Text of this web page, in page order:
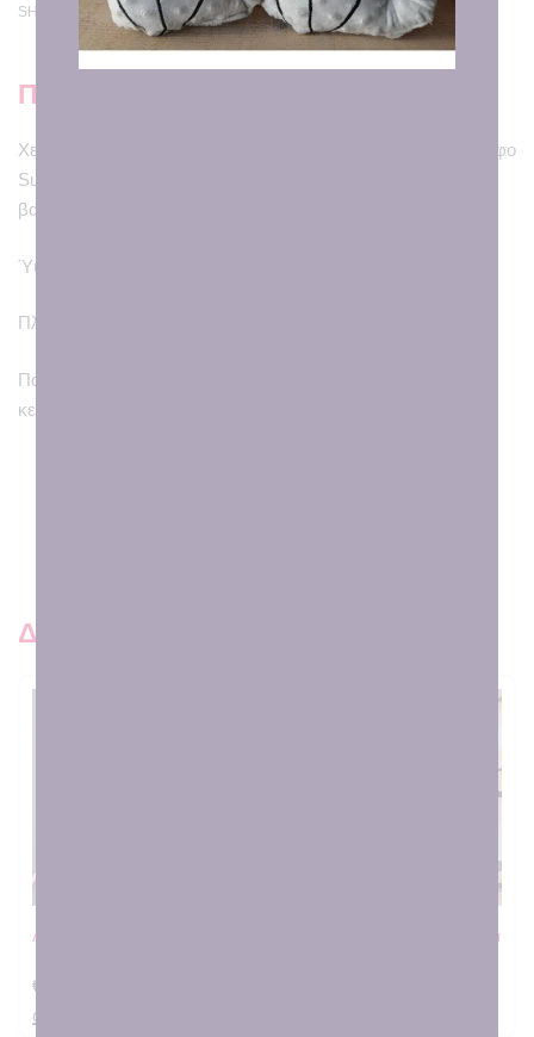
SHARE
Περιγραφή
Χειροποίητη κόκκινη λαμπάδα στολισμένη με έναν πανέμορφο
Super Ήρωα! Μια κούκλα φτιαγμένη από τα χεράκια μας με
βαμβακερά κυρίως υφάσματα!
Ύψος κούκλας: 39εκ.
Πλένετε στους 30.
Παραλαμβάνετε τη λαμπάδα σε υφασμάτινη τσάντα με
κεντημένη αφιέρωση επιλογής σας.
Δειτε και παρόμοια προιοντ
Λαμπάδα γοργόνα λιλά
€
στο καλαθι
Χειροποίητη Πασχαλινή Λαμπάδα